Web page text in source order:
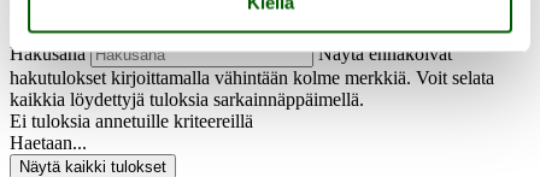
Hakusana
Näytä ennakoivat
hakutulokset kirjoittamalla vähintään kolme merkkiä. Voit selata
kaikkia löydettyjä tuloksia sarkainnäppäimellä.
Ei tuloksia annetuille kriteereillä
Haetaan...
Näytä kaikki tulokset